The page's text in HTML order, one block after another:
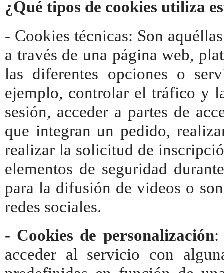
¿Qué tipos de cookies utiliza
- Cookies técnicas: Son
a través de una página web,
las diferentes opciones o
ejemplo, controlar el tráfico y
sesión, acceder a partes de
que integran un pedido,
realizar la solicitud de
elementos de seguridad
para la difusión de videos o
redes sociales.
- Cookies de personalización:
acceder al servicio con